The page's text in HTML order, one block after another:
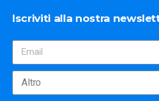
Iscriviti alla nostra